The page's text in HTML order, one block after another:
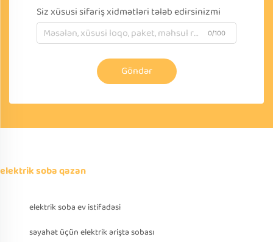
Siz xüsusi sifariş xidmətləri tələb edirsinizmi
0/100
Göndər
elektrik soba qazan
elektrik soba ev istifadəsi
səyahət üçün elektrik əriştə sobası